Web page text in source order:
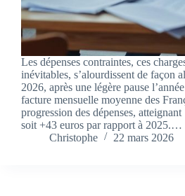
Les dépenses contraintes, ces
inévitables, s’alourdissent de façon
2026, après une légère pause
facture mensuelle moyenne des
progression des dépenses,
soit +43 euros par rapport à 2025.…
Christophe
22 mars 2026